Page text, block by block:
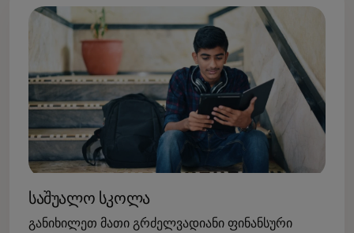
საშუალო სკოლა
განიხილეთ მათი გრძელვადიანი ფინანსური